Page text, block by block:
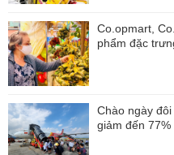
Co.opmart,
phẩm đặc
Chào ngày
giảm đến 77%